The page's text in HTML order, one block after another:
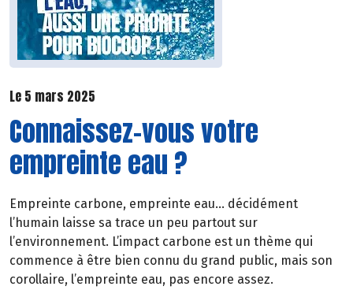
Le 5 mars 2025
Connaissez-vous votre
empreinte eau ?
Empreinte carbone, empreinte eau… décidément
l’humain laisse sa trace un peu partout sur
l’environnement. L’impact carbone est un thème qui
commence à être bien connu du grand public, mais son
corollaire, l’empreinte eau, pas encore assez.